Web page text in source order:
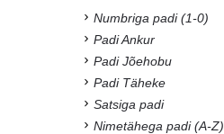
Numbriga padi (1-0)
Padi Ankur
Padi Jõehobu
Padi Täheke
Satsiga padi
Nimetähega padi (A-Z)